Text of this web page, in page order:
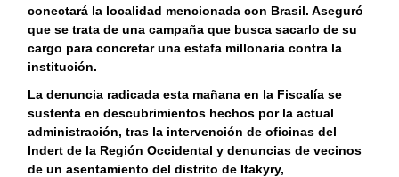
conectará la localidad mencionada con Brasil. Aseguró
que se trata de una campaña que busca sacarlo de su
cargo para concretar una estafa millonaria contra la
institución.
La denuncia radicada esta mañana en la Fiscalía se
sustenta en descubrimientos hechos por la actual
administración, tras la intervención de oficinas del
Indert de la Región Occidental y denuncias de vecinos
de un asentamiento del distrito de Itakyry,